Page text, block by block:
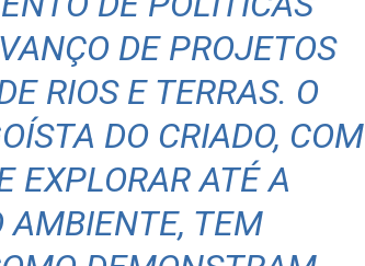
DE PROJETOS
RIOS E TERRAS. O
DO CRIADO, COM
EXPLORAR ATÉ A
AMBIENTE, TEM